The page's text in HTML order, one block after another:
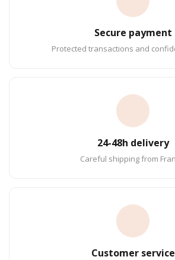
Secure payment
Protected transactions and
24-48h delivery
Careful shipping from
Customer service